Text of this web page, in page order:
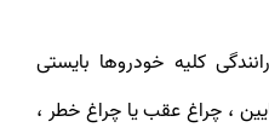
کلیه خودروها بایستی
، چراغ عقب یا چراغ خطر ،